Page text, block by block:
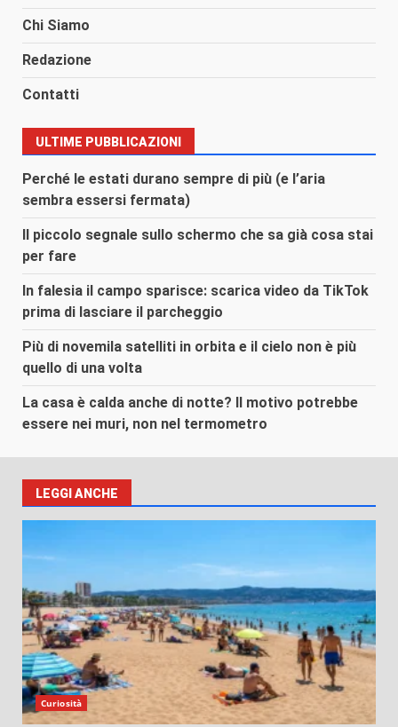
Chi Siamo
Redazione
Contatti
ULTIME PUBBLICAZIONI
Perché le estati durano sempre di più (e l’aria
sembra essersi fermata)
Il piccolo segnale sullo schermo che sa già cosa stai
per fare
In falesia il campo sparisce: scarica video da TikTok
prima di lasciare il parcheggio
Più di novemila satelliti in orbita e il cielo non è più
quello di una volta
La casa è calda anche di notte? Il motivo potrebbe
essere nei muri, non nel termometro
LEGGI ANCHE
Curiosità